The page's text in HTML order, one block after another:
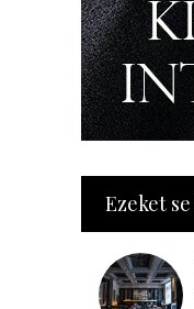
Ezeket